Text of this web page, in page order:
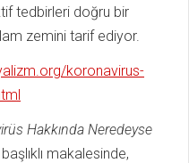
tedbirleri doğru bir
zemini tarif ediyor.
koronavirus-
Hakkında Neredeyse
başlıklı makalesinde,